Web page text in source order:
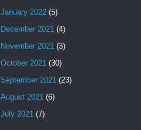
January 2022 (5)
December 2021 (4)
November 2021 (3)
October 2021 (30)
September 2021 (23)
August 2021 (6)
July 2021 (7)